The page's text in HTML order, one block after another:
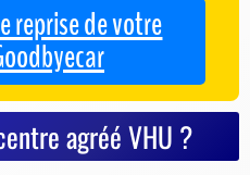
reprise de votre
agréé VHU ?